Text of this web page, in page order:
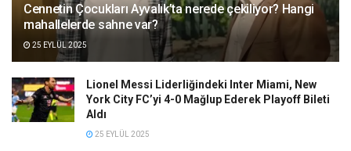
Cennetin Çocukları Ayvalık’ta nerede çekiliyor? Hangi
mahallelerde sahne var?
25 EYLÜL 2025
Lionel Messi Liderliğindeki Inter Miami, New
York City FC’yi 4-0 Mağlup Ederek Playoff Bileti
Aldı
25 EYLÜL 2025